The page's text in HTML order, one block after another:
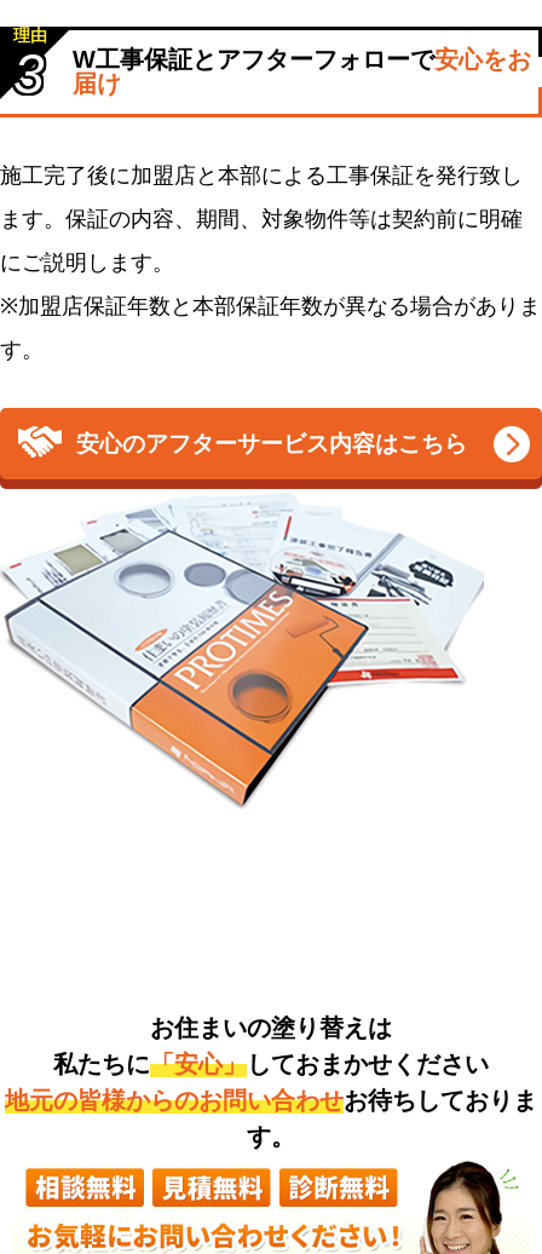
理由
3 W工事保証とアフターフォローで安心をお
届け
施工完了後に加盟店と本部による工事保証を発行致し
ます。保証の内容、期間、対象物件等は契約前に明確
にご説明します。
※加盟店保証年数と本部保証年数が異なる場合がありま
す。
安心のアフターサービス内容はこちら
お住まいの塗り替えは
私たちに「安心」しておまかせください
地元の皆様からのお問い合わせお待ちしておりま
す。